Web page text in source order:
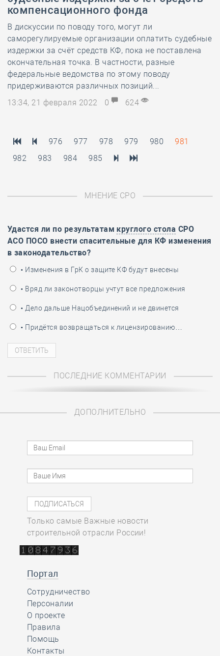
компенсационного фонда
В дискуссии по поводу того, могут ли
саморегулируемые организации оплатить судебные
издержки за счёт средств КФ, пока не поставлена
окончательная точка. В частности, разные
федеральные ведомства по этому поводу
придерживаются различных позиций...
13:34, 21 февраля 2022
0 624
976 977 978 979 980
981
982
983 984 985
МНЕНИЕ СРО
Удастся ли по результатам круглого стола СРО
АСО ПОСО внести спасительные для КФ изменения
в законодательство?
• Изменения в ГрК о защите КФ будут внесены
• Вряд ли законотворцы учтут все предложения
• Дело дальше Нацобъединений и не двинется
• Придётся возвращаться к лицензированию…
ПОСЛЕДНИЕ КОММЕНТАРИИ
ДОПОЛНИТЕЛЬНО
Только самые Важные новости
строительной отрасли России!
Портал
Сотрудничество
Персоналии
О проекте
Правила
Помощь
Контакты